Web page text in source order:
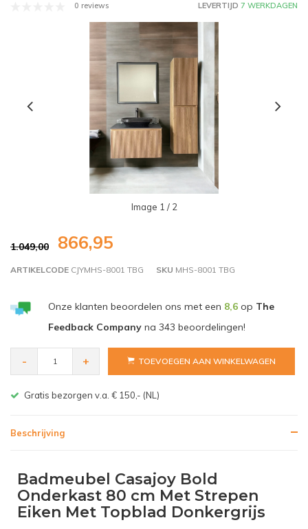
0 reviews LEVERTIJD 7 WERKDAGEN
Image 1 / 2
1.049,00 866,95
ARTIKELCODE CJYMHS-8001 TBG SKU MHS-8001 TBG
Onze klanten beoordelen ons met een 8,6op The
Feedback Companyna 343 beoordelingen!
- + TOEVOEGEN AAN WINKELWAGEN
Gratis bezorgen v.a. € 150,- (NL)
Beschrijving
Badmeubel Casajoy Bold
Onderkast 80 cm Met Strepen
Eiken Met Topblad Donkergrijs